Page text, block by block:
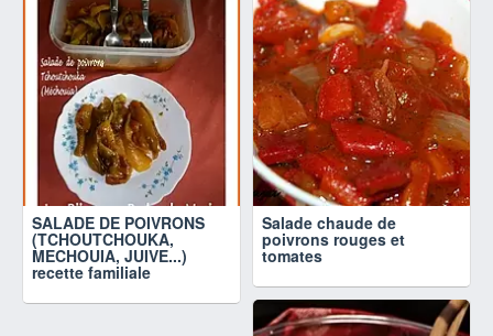
SALADE DE POIVRONS
(TCHOUTCHOUKA,
MECHOUIA, JUIVE...)
recette familiale
Salade chaude de
poivrons rouges et
tomates